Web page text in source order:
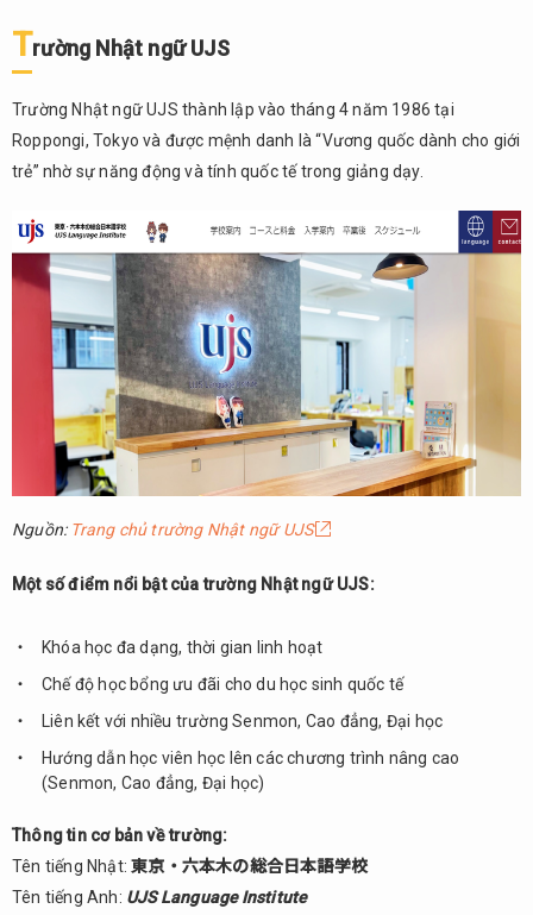
Trường Nhật ngữ UJS
Trường Nhật ngữ UJS thành lập vào tháng 4 năm 1986 tại
Roppongi, Tokyo và được mệnh danh là “Vương quốc dành cho giới
trẻ” nhờ sự năng động và tính quốc tế trong giảng dạy.
Nguồn: Trang chủ trường Nhật ngữ UJS
Một số điểm nổi bật của trường Nhật ngữ UJS:
Khóa học đa dạng, thời gian linh hoạt
Chế độ học bổng ưu đãi cho du học sinh quốc tế
Liên kết với nhiều trường Senmon, Cao đẳng, Đại học
Hướng dẫn học viên học lên các chương trình nâng cao
(Senmon, Cao đẳng, Đại học)
Thông tin cơ bản về trường:
Tên tiếng Nhật:東京・六本木の総合日本語学校
Tên tiếng Anh: UJS Language Institute